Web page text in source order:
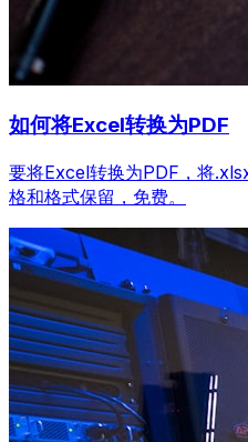
如何将Excel转换为PDF
要将Excel转换为PDF，将
格和格式保留，免费。